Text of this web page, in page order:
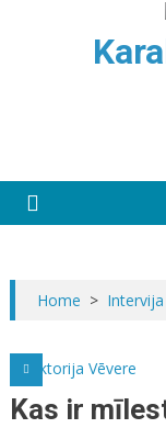
Home > Intervija
Kas ir